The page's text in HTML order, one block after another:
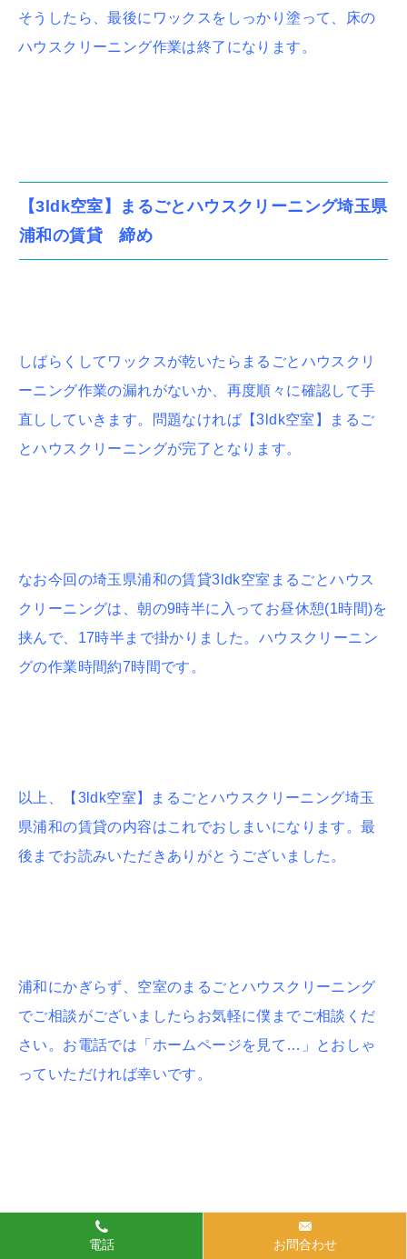
そうしたら、最後にワックスをしっかり塗って、床の
ハウスクリーニング作業は終了になります。
【3ldk空室】まるごとハウスクリーニング埼玉県
浦和の賃貸 締め
しばらくしてワックスが乾いたらまるごとハウスクリ
ーニング作業の漏れがないか、再度順々に確認して手
直ししていきます。問題なければ【3ldk空室】まるご
とハウスクリーニングが完了となります。
なお今回の埼玉県浦和の賃貸3ldk空室まるごとハウス
クリーニングは、朝の9時半に入ってお昼休憩(1時間)を
挟んで、17時半まで掛かりました。ハウスクリーニン
グの作業時間約7時間です。
以上、【3ldk空室】まるごとハウスクリーニング埼玉
県浦和の賃貸の内容はこれでおしまいになります。最
後までお読みいただきありがとうございました。
浦和にかぎらず、空室のまるごとハウスクリーニング
でご相談がございましたらお気軽に僕までご相談くだ
さい。お電話では「ホームページを見て…」とおしゃ
っていただければ幸いです。
電話 お問合わせ